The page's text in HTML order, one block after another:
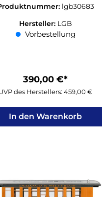
lgb30683
Hersteller: LGB
Vorbestellung
390,00 €*
des Herstellers: 459,00 €
In den Warenkorb